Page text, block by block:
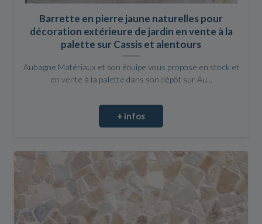
Barrette en pierre jaune naturelles pour
décoration extérieure de jardin en vente à la
palette sur Cassis et alentours
Aubagne Matériaux et son équipe vous propose en stock et
en vente à la palette dans son dépôt sur Au...
+ infos